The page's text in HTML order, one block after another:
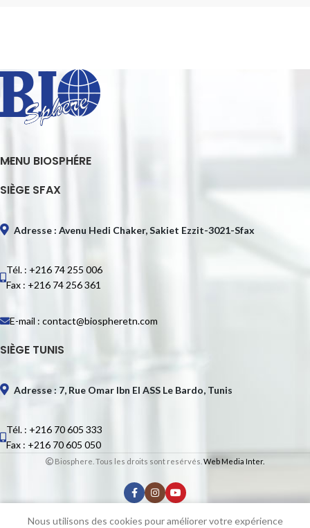
MENU BIOSPHÉRE
SIÈGE SFAX
Adresse : Avenu Hedi Chaker, Sakiet Ezzit-3021-Sfax
Tél. : +216 74 255 006
Fax : +216 74 256 361
E-mail : contact@biospheretn.com
SIÈGE TUNIS
Adresse : 7, Rue Omar Ibn El ASS Le Bardo, Tunis
Tél. : +216 70 605 333
Fax : +216 70 605 050
Biosphere. Tous les droits sont resérvés. Web Media Inter.
Nous utilisons des cookies pour améliorer votre expérience